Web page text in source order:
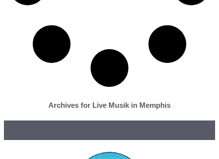
Archives for Live Musik in Memphis